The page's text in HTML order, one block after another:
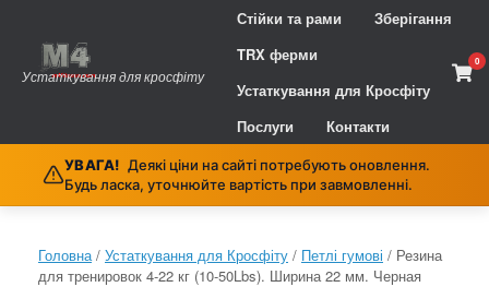
content
Устаткування для кросфіту
Стійки та рами
Зберігання
TRX ферми
Устаткування для Кросфіту
Послуги
Контакти
View
0
УВАГА! Деякі ціни на сайті потребують оновлення.
Будь ласка, уточнюйте вартість при завмовленні.
Головна/ Устаткування для Кросфіту / Петлі гумові / Резина
для тренировок 4-22 кг (10-50Lbs). Ширина 22 мм. Черная